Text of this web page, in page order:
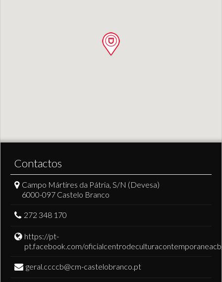
Contactos
Campo Mártires da Pátria, S/N (Devesa)
6000-097 Castelo Branco
272 348 170
https://pt-
pt.facebook.com/
geral.ccccb@cm-castelobranco.pt